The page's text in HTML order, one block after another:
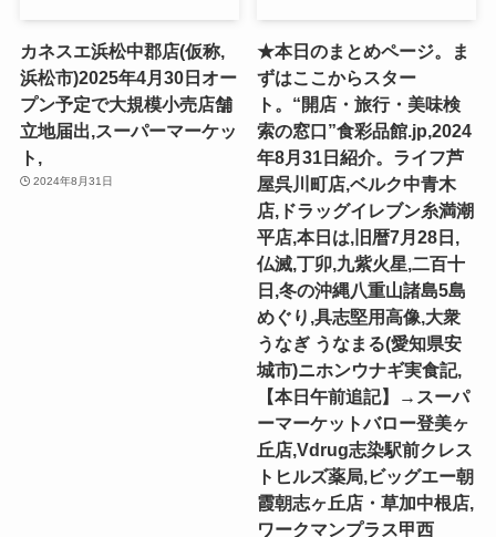
カネスエ浜松中郡店(仮称,
浜松市)2025年4月30日オー
プン予定で大規模小売店舗
立地届出,スーパーマーケッ
ト,
2024年8月31日
★本日のまとめページ。ま
ずはここからスター
ト。“開店・旅行・美味検
索の窓口”食彩品館.jp,2024
年8月31日紹介。ライフ芦
屋呉川町店,ベルク中青木
店,ドラッグイレブン糸満潮
平店,本日は,旧暦7月28日,
仏滅,丁卯,九紫火星,二百十
日,冬の沖縄八重山諸島5島
めぐり,具志堅用高像,大衆
うなぎ うなまる(愛知県安
城市)ニホンウナギ実食記,
【本日午前追記】→スーパ
ーマーケットバロー登美ヶ
丘店,Vdrug志染駅前クレス
トヒルズ薬局,ビッグエー朝
霞朝志ヶ丘店・草加中根店,
ワークマンプラス甲西